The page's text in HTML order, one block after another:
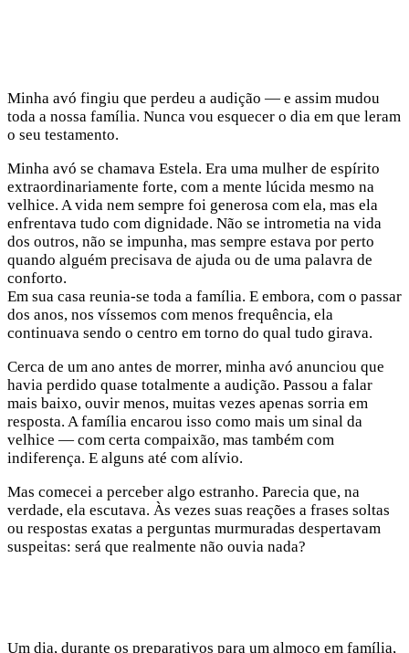
Minha avó fingiu que perdeu a audição — e assim mudou
toda a nossa família. Nunca vou esquecer o dia em que leram
o seu testamento.
Minha avó se chamava Estela. Era uma mulher de espírito
extraordinariamente forte, com a mente lúcida mesmo na
velhice. A vida nem sempre foi generosa com ela, mas ela
enfrentava tudo com dignidade. Não se intrometia na vida
dos outros, não se impunha, mas sempre estava por perto
quando alguém precisava de ajuda ou de uma palavra de
conforto.
Em sua casa reunia-se toda a família. E embora, com o passar
dos anos, nos víssemos com menos frequência, ela
continuava sendo o centro em torno do qual tudo girava.
Cerca de um ano antes de morrer, minha avó anunciou que
havia perdido quase totalmente a audição. Passou a falar
mais baixo, ouvir menos, muitas vezes apenas sorria em
resposta. A família encarou isso como mais um sinal da
velhice — com certa compaixão, mas também com
indiferença. E alguns até com alívio.
Mas comecei a perceber algo estranho. Parecia que, na
verdade, ela escutava. Às vezes suas reações a frases soltas
ou respostas exatas a perguntas murmuradas despertavam
suspeitas: será que realmente não ouvia nada?
Um dia, durante os preparativos para um almoço em família,